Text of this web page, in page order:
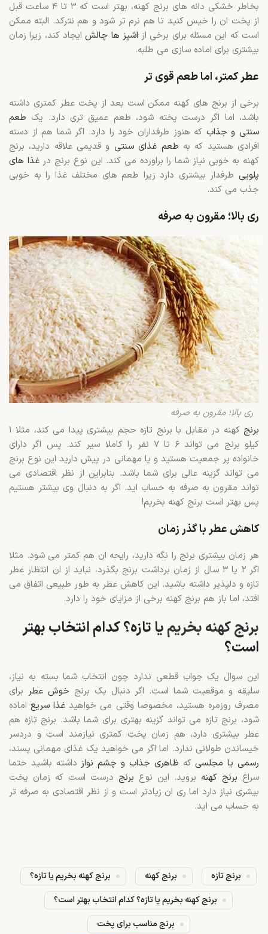
بخاطر خشکی دانه های برنج کهنه، بهتر است که ۳ تا ۴ ساعت قبل
از پخت ان را خیس کنید تا هم نرم تر شود و هم نترکد. البته ممکن
است که این مسئله برای برخی از اشپز ها چالشایجاد کند، زیرا زمان
بیشتری برای اماده سازی می طلبه.
عطر کمتر، اما طعم قوی تر
برخی از برنج های کهنه ممکن است بعد از پخت عطر کمتری داشته
باشد، اما اگر درست پخته شود، طعم عمیق تری دارد. یک طعم
سنتی و جذاب که هنوز طرفداران خود را دارد. اگر شما هم از دسته
افرادی هستید که به طعم غذای سنتی و قدیمی علاقه دارید، برنج
کهنه به خوبی نیاز شما را براورده می کند. این نوع برنج درغذا های
پلویی طرفدار بیشتری دارد زیرا طعم های مختلف غذا را به خوبی
جذب می کند.
ری بالا؛ مقرون به صرفه
ری بالا؛ مقرون به صرفه
برنج
کهنه در مقابل با برنج تازه حجم بیشتری پیدا می کند، مثلا ۱
کیلو برنج می تواند ۶ تا ۷ نفر را کاملا سیر کند. پس اگر دارای
خانواده پر جمعیت هستید و یا مهمانی در پیش دارید این نوع برنج
می تواند گزینه عالی برای شما باشد. بنابراین از نظر اقتصادی می
تواند مقرون به صرفه به حساب اید. اگر به دنبال وی بیشتر هستیم
پس بهتر است برنج کهنه بخریم!
کاهش عطر با گذر زمان
هر زمان بیشتری برنج را نگه دارید، رایحه ان هم کمتر می شود. مثلا
اگر ۲ یا ۳ سال از زمان برداشت برنج بگذرد، نباید از ان انتظار عطر
تازه و دلپذیر داشته باشید. این کاهش عطر به طور طبیعی اتفاق می
افتد، اما باز هم برنج کهنه برخی از مزایای خود را دارد.
برنج کهنه بخریمیا تازه؟ کدام انتخاب بهتر
است؟
این سوال یک جواب قطعی ندارد چون انتخاب شما بسته به نیاز،
سلیقه و موقعیت شما است. اگر دنبال یک برنج خوش عطر برای
مصرف روزمره هستید، مخصوصا وقتی می خواهید غذا سریعاماده
شود، برنج تازه می تواند گزینه بهتری برای شما باشد. برنج تازه هم
عطر بیشتری دارد، هم زمان پخت کمتری نیازمند است و دردسر
خیساندن طولانی ندارد. اما اگر می خواهید یک غذای مهمانی پسند،
رسمی یا مجلسیکه ظاهری جذاب و چشم نواز داشته باشید حتما
سراغ برنج کهنه بروید. این نوع برنج درست است که زمان پخت
بیشری نیاز دارد اما ری ان زیادتر است و از نظر اقتصادی به صرفه تر
به حساب می اید.
برنج تازه برنج کهنه
برنج کهنه بخریم یا تازه؟
برنج کهنه بخریم یا تازه؟ کدام انتخاب بهتر است؟
برنج مناسب برای پخت